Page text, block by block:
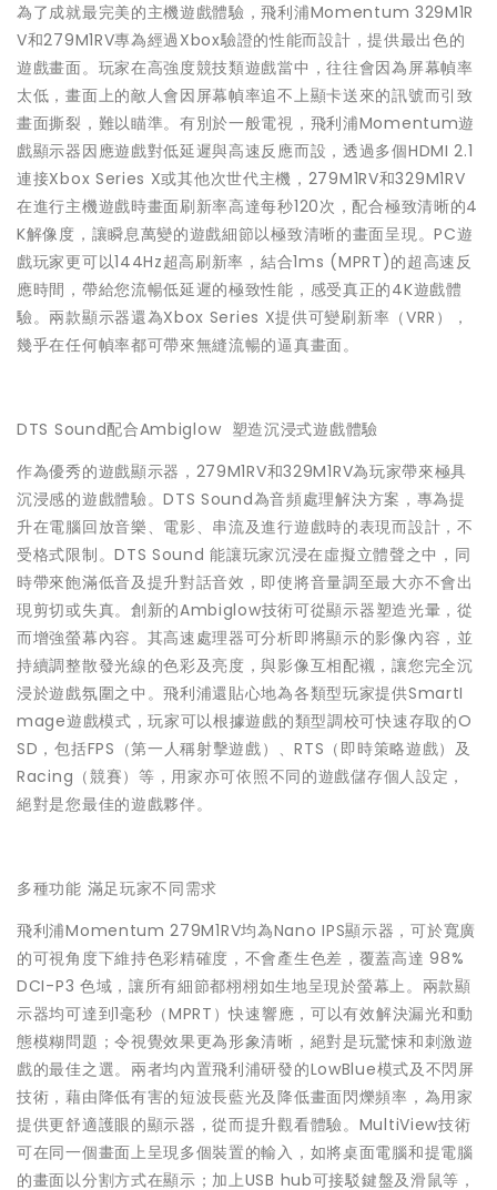
為了成就最完美的主機遊戲體驗，飛利浦Momentum 329M1R
V和279M1RV專為經過Xbox驗證的性能而設計，提供最出色的
遊戲畫面。玩家在高強度競技類遊戲當中，往往會因為屏幕幀率
太低，畫面上的敵人會因屏幕幀率追不上顯卡送來的訊號而引致
畫面撕裂，難以瞄準。有別於一般電視，飛利浦Momentum遊
戲顯示器因應遊戲對低延遲與高速反應而設，透過多個HDMI 2.1
連接Xbox Series X或其他次世代主機，279M1RV和329M1RV
在進行主機遊戲時畫面刷新率高達每秒120次，配合極致清晰的4
K解像度，讓瞬息萬變的遊戲細節以極致清晰的畫面呈現。PC遊
戲玩家更可以144Hz超高刷新率，結合1ms (MPRT)的超高速反
應時間，帶給您流暢低延遲的極致性能，感受真正的4K遊戲體
驗。兩款顯示器還為Xbox Series X提供可變刷新率（VRR），
幾乎在任何幀率都可帶來無縫流暢的逼真畫面。
DTS Sound配合Ambiglow 塑造沉浸式遊戲體驗
作為優秀的遊戲顯示器，279M1RV和329M1RV為玩家帶來極具
沉浸感的遊戲體驗。DTS Sound為音頻處理解決方案，專為提
升在電腦回放音樂、電影、串流及進行遊戲時的表現而設計，不
受格式限制。DTS Sound 能讓玩家沉浸在虛擬立體聲之中，同
時帶來飽滿低音及提升對話音效，即使將音量調至最大亦不會出
現剪切或失真。創新的Ambiglow技術可從顯示器塑造光暈，從
而增強螢幕內容。其高速處理器可分析即將顯示的影像內容，並
持續調整散發光線的色彩及亮度，與影像互相配襯，讓您完全沉
浸於遊戲氛圍之中。飛利浦還貼心地為各類型玩家提供SmartI
mage遊戲模式，玩家可以根據遊戲的類型調校可快速存取的O
SD，包括FPS（第一人稱射擊遊戲）、RTS（即時策略遊戲）及
Racing（競賽）等，用家亦可依照不同的遊戲儲存個人設定，
絕對是您最佳的遊戲夥伴。
多種功能 滿足玩家不同需求
飛利浦Momentum 279M1RV均為Nano IPS顯示器，可於寬廣
的可視角度下維持色彩精確度，不會產生色差，覆蓋高達 98%
DCI-P3 色域，讓所有細節都栩栩如生地呈現於螢幕上。兩款顯
示器均可達到1毫秒（MPRT）快速響應，可以有效解決漏光和動
態模糊問題；令視覺效果更為形象清晰，絕對是玩驚悚和刺激遊
戲的最佳之選。兩者均內置飛利浦研發的LowBlue模式及不閃屏
技術，藉由降低有害的短波長藍光及降低畫面閃爍頻率，為用家
提供更舒適護眼的顯示器，從而提升觀看體驗。MultiView技術
可在同一個畫面上呈現多個裝置的輸入，如將桌面電腦和提電腦
的畫面以分割方式在顯示；加上USB hub可接駁鍵盤及滑鼠等，